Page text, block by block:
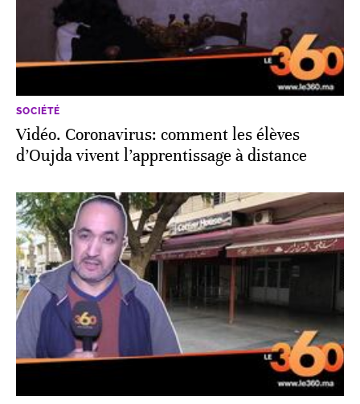
SOCIÉTÉ
Vidéo. Coronavirus: comment les élèves
d’Oujda vivent l’apprentissage à distance